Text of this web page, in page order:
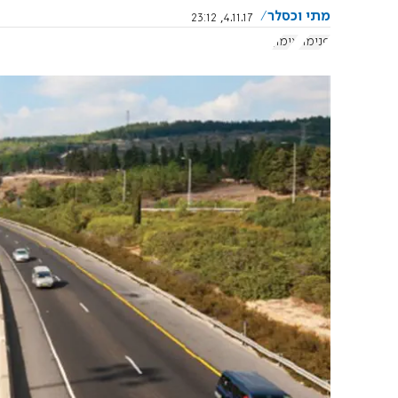
מתי וכסלר
4.11.17, 23:12
פנימה
אימון